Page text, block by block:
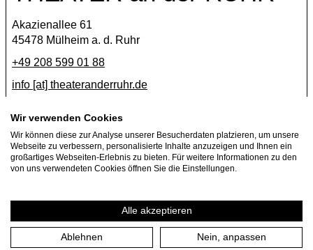
Akazienallee 61
45478 Mülheim a. d. Ruhr
+49 208 599 01 88
info [​at​] theateranderruhr.de
Facebook
Instagram
Newsletter
Privacy Policy
Wir verwenden Cookies
Wir können diese zur Analyse unserer Besucherdaten platzieren, um unsere
Webseite zu verbessern, personalisierte Inhalte anzuzeigen und Ihnen ein
großartiges Webseiten-Erlebnis zu bieten. Für weitere Informationen zu den
von uns verwendeten Cookies öffnen Sie die Einstellungen.
Alle akzeptieren
Ablehnen Nein, anpassen